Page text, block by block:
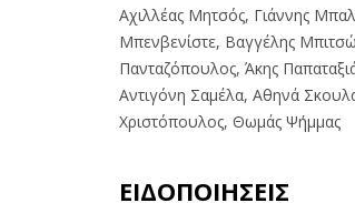
Αχιλλέας Μητσός, Γιάννης
Μπενβενίστε, Βαγγέλης
Πανταζόπουλος, Άκης
Αντιγόνη Σαμέλα, Αθηνά
Χριστόπουλος, Θωμάς Ψήμμας
ΕΙΔΟΠΟΙΗΣΕΙΣ